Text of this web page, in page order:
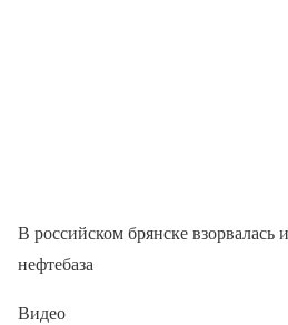
В российском брянске взорвалась
нефтебаза
Видео